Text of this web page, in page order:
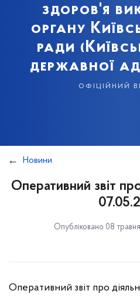
здоров'я
органу
ради
державної
офіційний
Новини
Оперативний звіт
Опубліковано 08
Оперативний звіт про